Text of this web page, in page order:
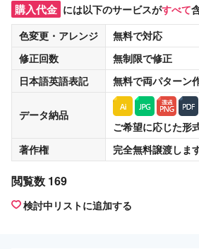
購入代金 には以下のサービスがすべて
色変更・アレンジ
無料で対応
修正回数
無制限で修正
日本語英語表記
無料で両パターン
データ納品
ご希望に応じた形
著作権
完全無料譲渡しま
閲覧数 169
検討中リストに追加する